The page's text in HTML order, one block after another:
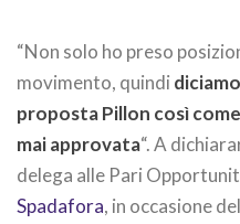
“Non solo ho preso
movimento, quindi
proposta Pillon così
mai approvata“. A
delega alle Pari
Spadafora, in occasione